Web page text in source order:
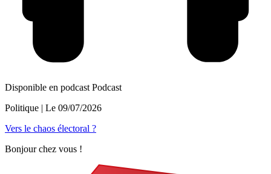
Disponible en podcast Podcast
Politique | Le 09/07/2026
Vers le chaos électoral ?
Bonjour chez vous !